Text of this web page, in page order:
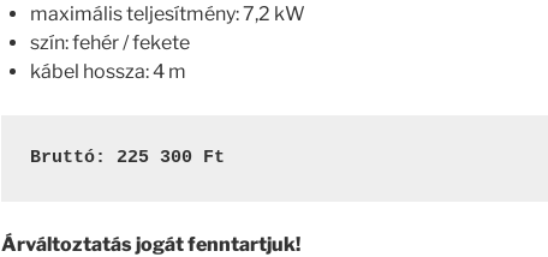
maximális teljesítmény: 7,2 kW
szín: fehér / fekete
kábel hossza: 4 m
Árváltoztatás jogát fenntartjuk!